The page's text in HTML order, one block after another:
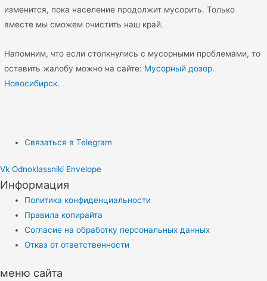
изменится, пока население продолжит мусорить. Только
вместе мы сможем очистить наш край.
Напомним, что если столкнулись с мусорными проблемами, то
оставить жалобу можно на сайте: Мусорный дозор.
Новосибирск.
Связаться в Telegram
Vk Odnoklassniki Envelope
Информация
Политика конфиденциальности
Правила копирайта
Согласие на обработку персональных данных
Отказ от ответственности
меню сайта